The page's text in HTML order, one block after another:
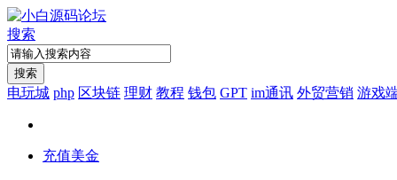
搜索
搜索
电玩城 php 区块链 理财 教程 钱包 GPT im通讯 外贸营销 游戏
充值美金